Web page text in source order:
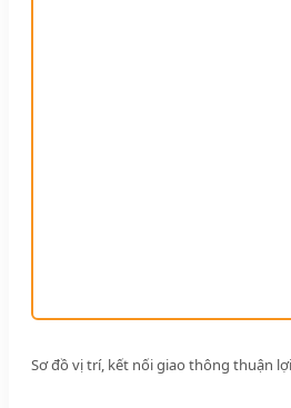
Sơ đồ vị trí, kết nối giao thông thuận lợi